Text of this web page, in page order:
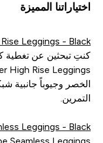
اختياراتنا المميزة
Leggings - Black
الخصر وجيوباً جانبية
التمرين.
Leggings - Black